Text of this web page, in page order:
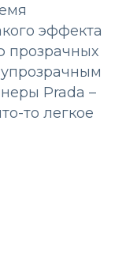
эффекта
прозрачных
Prada –
то легкое